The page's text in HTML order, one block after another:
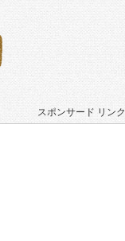
スポンサード リンク